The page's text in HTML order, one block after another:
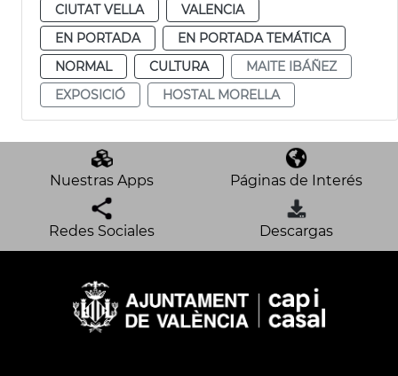
CIUTAT VELLA
VALENCIA
EN PORTADA
EN PORTADA TEMÁTICA
NORMAL
CULTURA
MAITE IBÁÑEZ
EXPOSICIÓ
HOSTAL MORELLA
Nuestras Apps Páginas de Interés
Redes Sociales Descargas